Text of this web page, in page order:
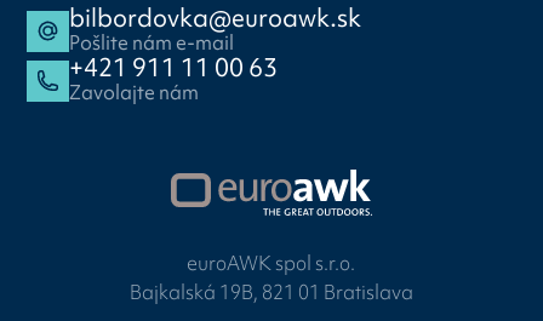
bilbordovka@euroawk.sk
Pošlite nám e-mail
+421 911 11 00 63
Zavolajte nám
euroAWK spol s.r.o.
Bajkalská 19B, 821 01 Bratislava